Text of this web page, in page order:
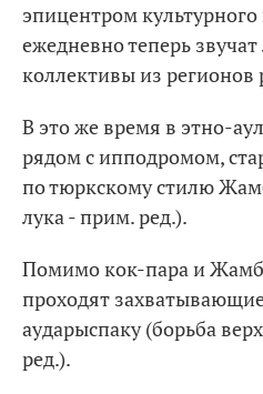
эпицентром культурного
ежедневно теперь
коллективы из регионов
В это же время в этно-
рядом с ипподромом,
по тюркскому стилю
лука - прим. ред.).
Помимо кок-пара и
проходят
аударыспаку (борьба
ред.).